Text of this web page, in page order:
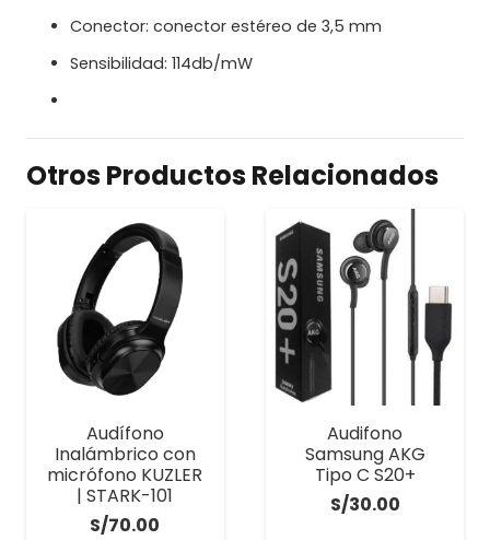
Conector: conector estéreo de 3,5 mm
Sensibilidad: 114db/mW
Otros Productos Relacionados
Audífono
Inalámbrico con
micrófono KUZLER
| STARK-101
S/70.00
Audifono
Samsung AKG
Tipo C S20+
S/30.00